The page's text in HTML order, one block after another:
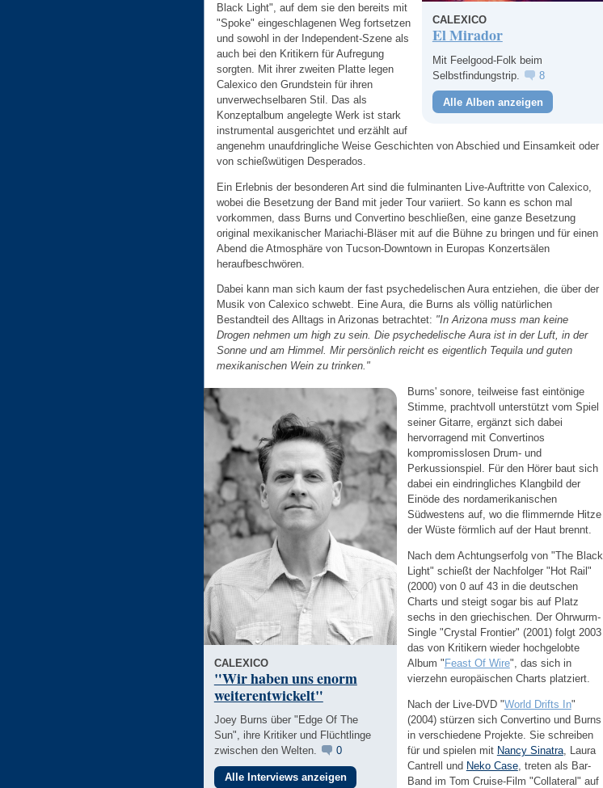
CALEXICO
El Mirador
Mit Feelgood-Folk beim
Selbstfindungstrip.
8
Alle Alben anzeigen
Black Light", auf dem sie den bereits mit
"Spoke" eingeschlagenen Weg fortsetzen
und sowohl in der Independent-Szene als
auch bei den Kritikern für Aufregung
sorgten. Mit ihrer zweiten Platte legen
Calexico den Grundstein für ihren
unverwechselbaren Stil. Das als
Konzeptalbum angelegte Werk ist stark
instrumental ausgerichtet und erzählt auf
angenehm unaufdringliche Weise Geschichten von Abschied und Einsamkeit oder
von schießwütigen Desperados.
Ein Erlebnis der besonderen Art sind die fulminanten Live-Auftritte von Calexico,
wobei die Besetzung der Band mit jeder Tour variiert. So kann es schon mal
vorkommen, dass Burns und Convertino beschließen, eine ganze Besetzung
original mexikanischer Mariachi-Bläser mit auf die Bühne zu bringen und für einen
Abend die Atmosphäre von Tucson-Downtown in Europas Konzertsälen
heraufbeschwören.
Dabei kann man sich kaum der fast psychedelischen Aura entziehen, die über der
Musik von Calexico schwebt. Eine Aura, die Burns als völlig natürlichen
Bestandteil des Alltags in Arizonas betrachtet: "In Arizona muss man keine
Drogen nehmen um high zu sein. Die psychedelische Aura ist in der Luft, in der
Sonne und am Himmel. Mir persönlich reicht es eigentlich Tequila und guten
mexikanischen Wein zu trinken."
CALEXICO
"Wir haben uns enorm
weiterentwickelt"
Joey Burns über "Edge Of The
Sun", ihre Kritiker und Flüchtlinge
zwischen den Welten.
0
Alle Interviews anzeigen
Burns' sonore, teilweise fast eintönige
Stimme, prachtvoll unterstützt vom Spiel
seiner Gitarre, ergänzt sich dabei
hervorragend mit Convertinos
kompromisslosen Drum- und
Perkussionspiel. Für den Hörer baut sich
dabei ein eindringliches Klangbild der
Einöde des nordamerikanischen
Südwestens auf, wo die flimmernde Hitze
der Wüste förmlich auf der Haut brennt.
Nach dem Achtungserfolg von "The Black
Light" schießt der Nachfolger "Hot Rail"
(2000) von 0 auf 43 in die deutschen
Charts und steigt sogar bis auf Platz
sechs in den griechischen. Der Ohrwurm-
Single "Crystal Frontier" (2001) folgt 2003
das von Kritikern wieder hochgelobte
Album " Feast Of Wire", das sich in
vierzehn europäischen Charts platziert.
Nach der Live-DVD "World Drifts In"
(2004) stürzen sich Convertino und Burns
in verschiedene Projekte. Sie schreiben
für und spielen mit Nancy Sinatra, Laura
Cantrell und Neko Case, treten als Bar-
Band im Tom Cruise-Film "Collateral" auf